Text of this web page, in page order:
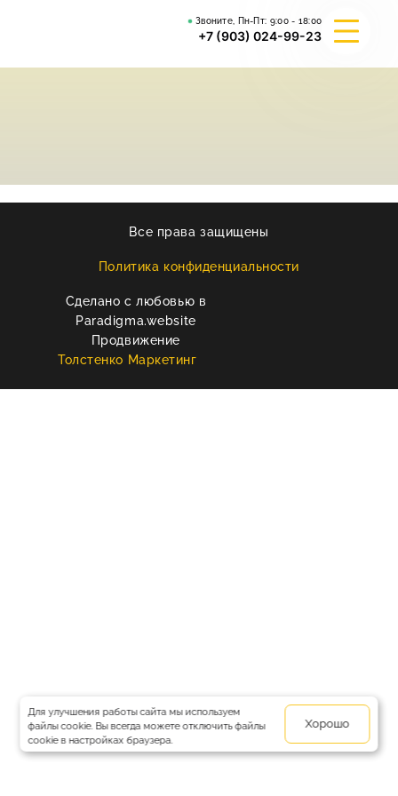
Звоните, Пн-Пт: 9:00 - 18:00
+7 (903) 024-99-23
РЕКВИЗИТЫ
КОНТАКТЫ
Все права защищены
Политика конфиденциальности
Сделано с любовью в
Paradigma.website
Продвижение
Толстенко Маркетинг
Для улучшения работы сайта мы используем
файлы cookie. Вы всегда можете отключить файлы
cookie в настройках браузера.
Хорошо